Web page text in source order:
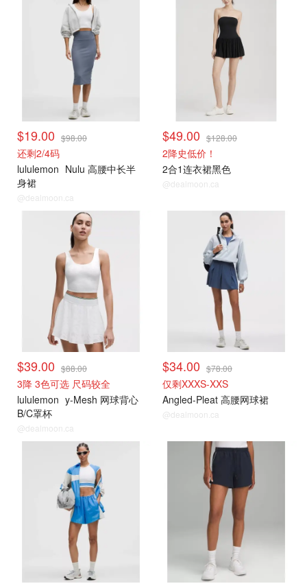
$19.00 $98.00
还剩2/4码
lululemon Nulu 高腰中长半
身裙
@dealmoon.ca
$49.00 $128.00
2降史低价！
2合1连衣裙黑色
@dealmoon.ca
$39.00 $88.00
3降 3色可选 尺码较全
lululemon y-Mesh 网球背心
B/C罩杯
@dealmoon.ca
$34.00 $78.00
仅剩XXXS-XXS
Angled-Pleat 高腰网球裙
@dealmoon.ca